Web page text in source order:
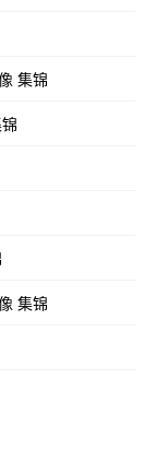
集锦
集锦